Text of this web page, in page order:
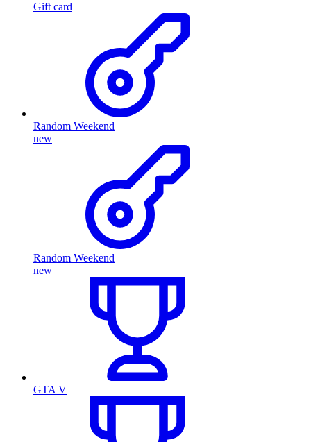
Gift card
Random Weekend
new
Random Weekend
new
GTA V